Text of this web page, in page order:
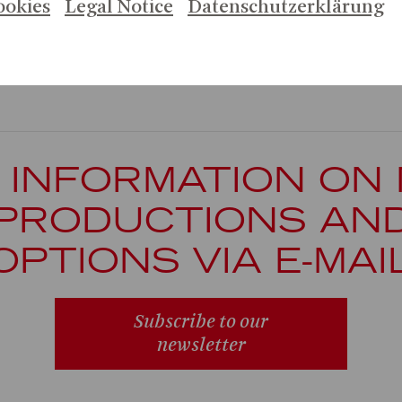
ON
VIA E-
Subscribe to our
newsletter
Legal Notice Datenschutzerklärung